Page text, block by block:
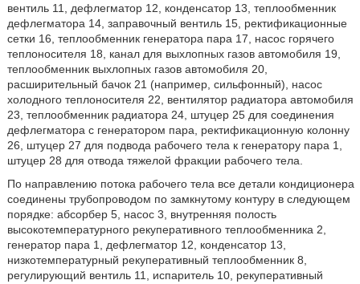
вентиль 11, дефлегматор 12, конденсатор 13, теплообменник
дефлегматора 14, заправочный вентиль 15, ректификационные
сетки 16, теплообменник генератора пара 17, насос горячего
теплоносителя 18, канал для выхлопных газов автомобиля 19,
теплообменник выхлопных газов автомобиля 20,
расширительный бачок 21 (например, сильфонный), насос
холодного теплоносителя 22, вентилятор радиатора автомобиля
23, теплообменник радиатора 24, штуцер 25 для соединения
дефлегматора с генератором пара, ректификационную колонну
26, штуцер 27 для подвода рабочего тела к генератору пара 1,
штуцер 28 для отвода тяжелой фракции рабочего тела.
По направлению потока рабочего тела все детали кондиционера
соединены трубопроводом по замкнутому контуру в следующем
порядке: абсорбер 5, насос 3, внутренняя полость
высокотемпературного рекуперативного теплообменника 2,
генератор пара 1, дефлегматор 12, конденсатор 13,
низкотемпературный рекуперативный теплообменник 8,
регулирующий вентиль 11, испаритель 10, рекуперативный